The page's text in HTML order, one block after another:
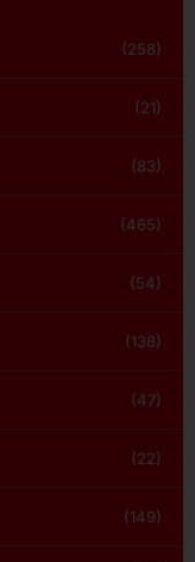
(258)
(21)
(83)
(465)
(54)
(138)
(47)
(22)
(149)